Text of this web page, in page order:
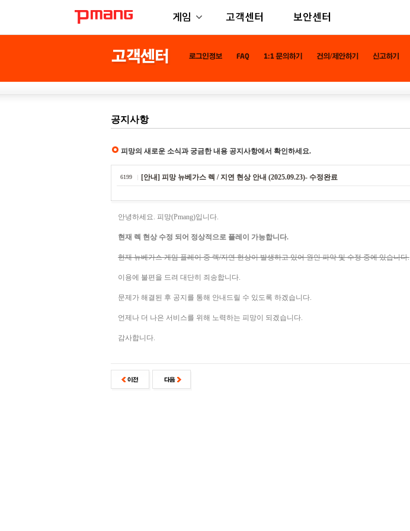
게임 고객센터 보안센터
공지사항
피망의 새로운 소식과 궁금한 내용 공지사항에서 확인하세요.
6199 [안내] 피망 뉴베가스 렉 / 지연 현상 안내 (2025.09.23)- 수정완료
안녕하세요. 피망(Pmang)입니다.
현재 렉 현상 수정 되어 정상적으로 플레이 가능합니다.
현재 뉴베가스 게임 플레이 중 렉/지연 현상이 발생하고 있어 원인 파악 및 수정 중에 있습니다.
이용에 불편을 드려 대단히 죄송합니다.
문제가 해결된 후 공지를 통해 안내드릴 수 있도록 하겠습니다.
언제나 더 나은 서비스를 위해 노력하는 피망이 되겠습니다.
감사합니다.